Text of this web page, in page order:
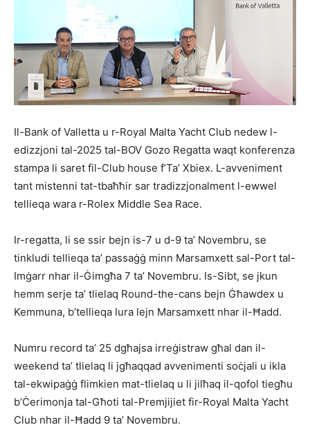
Il-Bank of Valletta u r-Royal Malta Yacht Club nedew l-
edizzjoni tal-2025 tal-BOV Gozo Regatta waqt konferenza
stampa li saret fil-Club house f’Ta’ Xbiex. L-avveniment
tant mistenni tat-tbaħħir sar tradizzjonalment l-ewwel
tellieqa wara r-Rolex Middle Sea Race.
Ir-regatta, li se ssir bejn is-7 u d-9 ta’ Novembru, se
tinkludi tellieqa ta’ passaġġ minn Marsamxett sal-Port tal-
Imġarr nhar il-Ġimgħa 7 ta’ Novembru. Is-Sibt, se jkun
hemm serje ta’ tlielaq Round-the-cans bejn Ġħawdex u
Kemmuna, b’tellieqa lura lejn Marsamxett nhar il-Ħadd.
Numru record ta’ 25 dgħajsa irreġistraw għal dan il-
weekend ta’ tlielaq li jgħaqqad avvenimenti soċjali u ikla
tal-ekwipaġġ flimkien mat-tlielaq u li jilħaq il-qofol tiegħu
b’Ċerimonja tal-Għoti tal-Premjijiet fir-Royal Malta Yacht
Club nhar il-Ħadd 9 ta’ Novembru.